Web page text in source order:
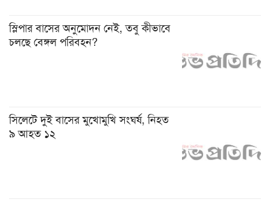
স্লিপার বাসের অনুমোদন নেই, তবু কীভাবে
চলছে বেঙ্গল পরিবহন?
সিলেটে দুই বাসের মুখোমুখি সংঘর্ষ, নিহত
৯ আহত ১২